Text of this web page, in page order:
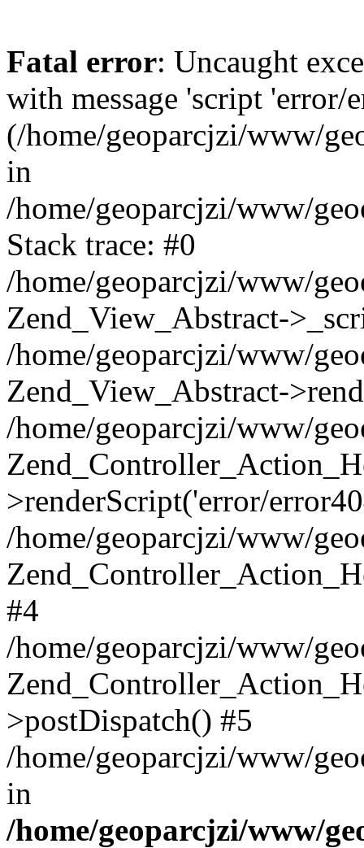
Fatal error: Uncaught
with message 'script
(/home/geoparcjzi/www/
in
/home/geoparcjzi/www/
Stack trace: #0
/home/geoparcjzi/www/
Zend_View_Abstract-
/home/geoparcjzi/www/
Zend_View_Abstract-
/home/geoparcjzi/www/
>renderScript('error/
/home/geoparcjzi/www/
#4
/home/geoparcjzi/www/
>postDispatch() #5
/home/geoparcjzi/www/
in
/home/geoparcjzi/www/